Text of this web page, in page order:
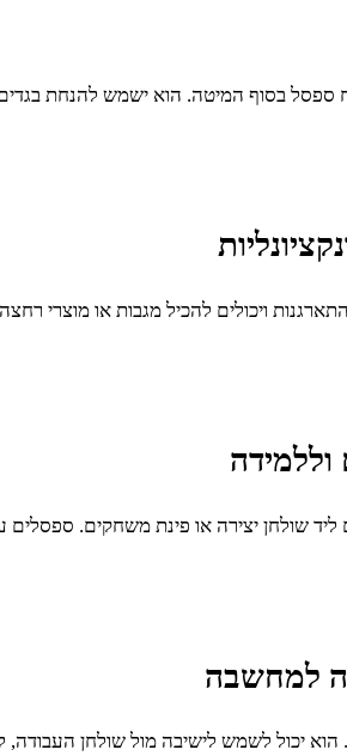
ספסל בסוף המיטה. הוא ישמש להנחת
ויכולים להכיל מגבות או מוצרי
ליד שולחן יצירה או פינת משחקים.
למחשבה
יכול לשמש לישיבה מול שולחן